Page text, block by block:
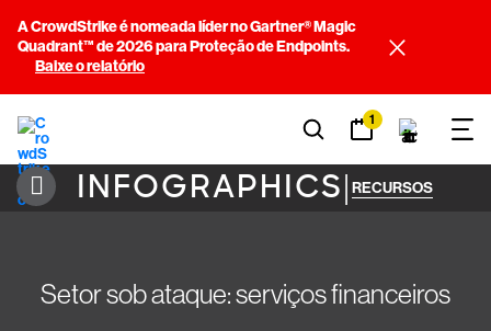
A CrowdStrike é nomeada líder no Gartner® Magic
Quadrant™ de 2026 para Proteção de Endpoints.
Baixe o relatório
1
INFOGRAPHICS| RECURSOS
Setor sob ataque: serviços financeiros